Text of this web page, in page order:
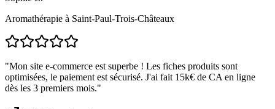
Aromathérapie à Saint-Paul-Trois-Châteaux
"Mon site e-commerce est superbe ! Les fiches produits sont
optimisées, le paiement est sécurisé. J'ai fait 15k€ de CA en ligne
dès les 3 premiers mois."